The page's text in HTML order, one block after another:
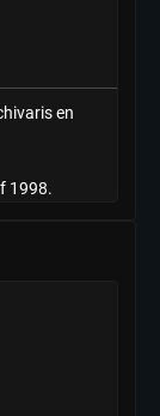
en
1998.